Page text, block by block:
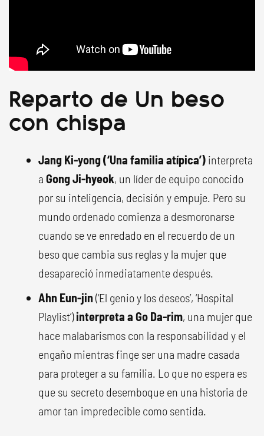
Reparto de Un beso
con chispa
Jang Ki-yong (‘Una familia atípica’) interpreta
a Gong Ji-hyeok, un líder de equipo conocido
por su inteligencia, decisión y empuje. Pero su
mundo ordenado comienza a desmoronarse
cuando se ve enredado en el recuerdo de un
beso que cambia sus reglas y la mujer que
desapareció inmediatamente después.
Ahn Eun-jin (‘El genio y los deseos’, ‘Hospital
Playlist’)interpreta a Go Da-rim, una mujer que
hace malabarismos con la responsabilidad y el
engaño mientras finge ser una madre casada
para proteger a su familia. Lo que no espera es
que su secreto desemboque en una historia de
amor tan impredecible como sentida.